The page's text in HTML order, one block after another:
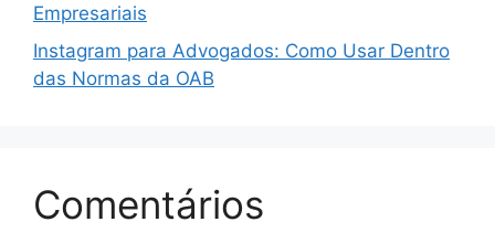
Empresariais
Instagram para Advogados: Como Usar Dentro
das Normas da OAB
Comentários